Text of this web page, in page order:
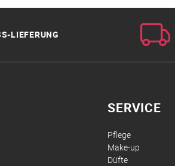
LIEFERUNG
SERVICE
Pflege
Make-up
Düfte